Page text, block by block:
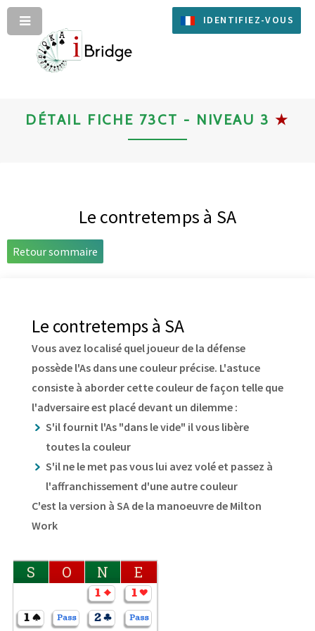
IDENTIFIEZ-VOUS
DÉTAIL FICHE 73CT - NIVEAU 3★
Le contretemps à SA
Retour sommaire
Le contretemps à SA
Vous avez localisé quel joueur de la défense
possède l'As dans une couleur précise. L'astuce
consiste à aborder cette couleur de façon telle que
l'adversaire est placé devant un dilemme :
S'il fournit l'As "dans le vide" il vous libère
toutes la couleur
S'il ne le met pas vous lui avez volé et passez à
l'affranchissement d'une autre couleur
C'est la version à SA de la manoeuvre de Milton
Work
S O N E